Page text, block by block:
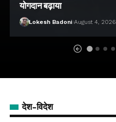
योगदान बढ़ाया
Lokesh Badoni August 4, 2026
देश-विदेश